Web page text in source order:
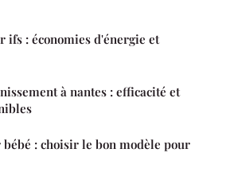
ifs : économies d'énergie et
à nantes : efficacité et
: choisir le bon modèle pour